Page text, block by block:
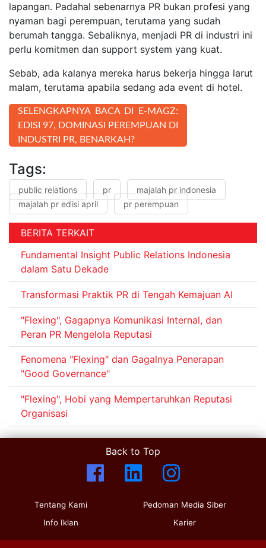
lapangan. Padahal sebenarnya PR bukan profesi yang
nyaman bagi perempuan, terutama yang sudah
berumah tangga. Sebaliknya, menjadi PR di industri ini
perlu komitmen dan support system yang kuat.
Sebab, ada kalanya mereka harus bekerja hingga larut
malam, terutama apabila sedang ada event di hotel.
SELENGKAPNYA BACA DI E-MAGZ:
EDISI 97, DOMINASI PEREMPUAN DI
INDUSTRI PR, BENARKAH?
Tags:
public relations pr
majalah pr indonesia
majalah pr edisi april
pr perempuan
BERITA TERKAIT
Fundamental Insight Public Relations Indonesia
dalam Satu Dekade
Transformasi Praktik PR di Tengah Kemajuan AI
"Flexing", Gagapnya Komunikasi Internal, dan
Peran PR Mengelola Reputasi
Fenomena "Flexing" dan Gagalnya Penerapan
"Good Governance"
"Flexing", Hobi yang Mempertaruhkan Reputasi
Organisasi
Back to Top
Tentang Kami
Info Iklan
Pedoman Media Siber
Karier